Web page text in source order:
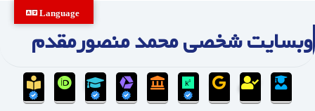
to
content
وبسایت شخصی محمد منصورمقدم
Language